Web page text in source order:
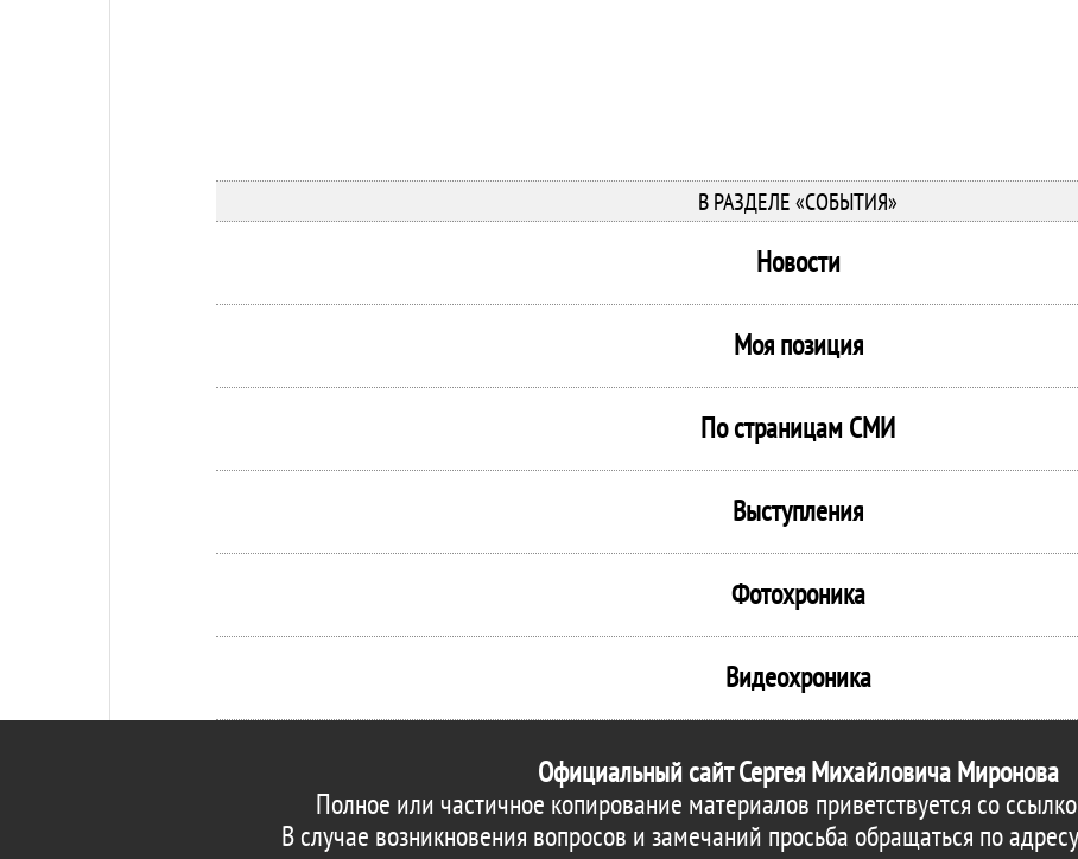
В РАЗДЕЛЕ «СОБЫТИЯ»
Новости
Моя позиция
По страницам СМИ
Выступления
Фотохроника
Видеохроника
Официальный сайт Сергея Михайловича Миронова
Полное или частичное копирование материалов приветствуется со
В случае возникновения вопросов и замечаний просьба обращаться по